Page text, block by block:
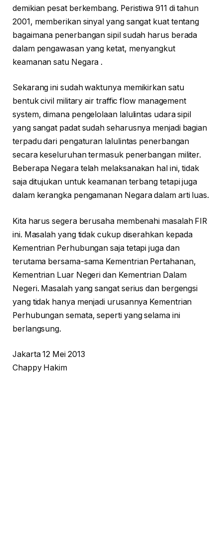
demikian pesat berkembang. Peristiwa 911 di tahun
2001, memberikan sinyal yang sangat kuat tentang
bagaimana penerbangan sipil sudah harus berada
dalam pengawasan yang ketat, menyangkut
keamanan satu Negara .
Sekarang ini sudah waktunya memikirkan satu
bentuk civil military air traffic flow management
system, dimana pengelolaan lalulintas udara sipil
yang sangat padat sudah seharusnya menjadi bagian
terpadu dari pengaturan lalulintas penerbangan
secara keseluruhan termasuk penerbangan militer.
Beberapa Negara telah melaksanakan hal ini, tidak
saja ditujukan untuk keamanan terbang tetapi juga
dalam kerangka pengamanan Negara dalam arti luas.
Kita harus segera berusaha membenahi masalah FIR
ini. Masalah yang tidak cukup diserahkan kepada
Kementrian Perhubungan saja tetapi juga dan
terutama bersama-sama Kementrian Pertahanan,
Kementrian Luar Negeri dan Kementrian Dalam
Negeri. Masalah yang sangat serius dan bergengsi
yang tidak hanya menjadi urusannya Kementrian
Perhubungan semata, seperti yang selama ini
berlangsung.
Jakarta 12 Mei 2013
Chappy Hakim